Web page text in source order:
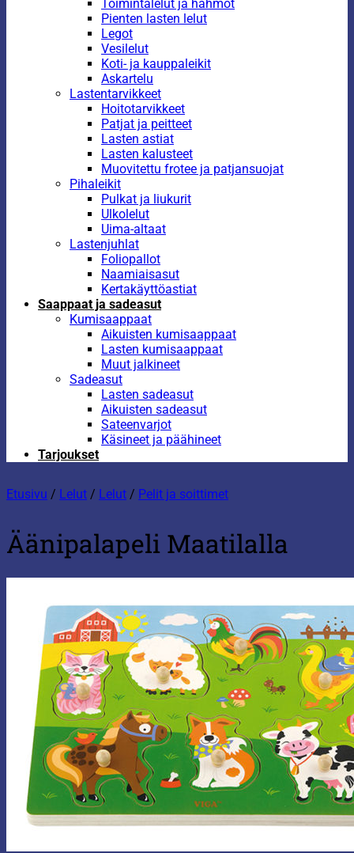
Toimintalelut ja hahmot
Pienten lasten lelut
Legot
Vesilelut
Koti- ja kauppaleikit
Askartelu
Lastentarvikkeet
Hoitotarvikkeet
Patjat ja peitteet
Lasten astiat
Lasten kalusteet
Muovitettu frotee ja patjansuojat
Pihaleikit
Pulkat ja liukurit
Ulkolelut
Uima-altaat
Lastenjuhlat
Foliopallot
Naamiaisasut
Kertakäyttöastiat
Saappaat ja sadeasut
Kumisaappaat
Aikuisten kumisaappaat
Lasten kumisaappaat
Muut jalkineet
Sadeasut
Lasten sadeasut
Aikuisten sadeasut
Sateenvarjot
Käsineet ja päähineet
Tarjoukset
Etusivu / Lelut / Lelut / Pelit ja soittimet
Äänipalapeli Maatilalla